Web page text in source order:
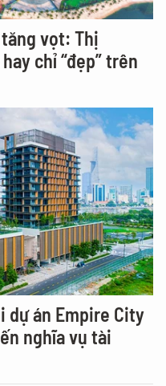
vọt: Thị
chỉ “đẹp” trên
dự án Empire City
nghĩa vụ tài